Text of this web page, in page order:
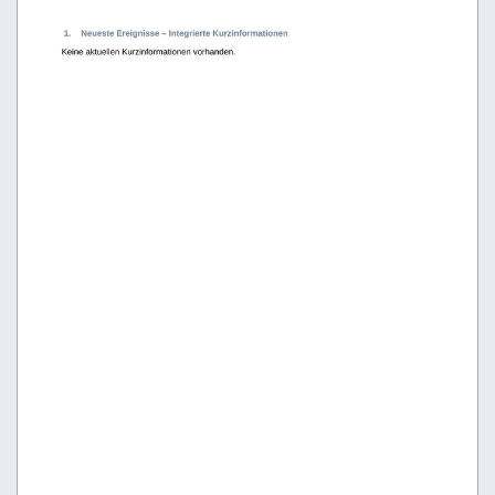
1.
Neueste Ereignisse – Integrierte Kurzinformationen
Keine aktuellen Kurzinformationen vorhanden.